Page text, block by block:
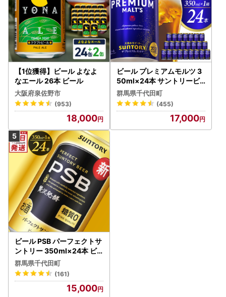
【1位獲得】ビール よなよ
なエール 26本 ビール
大阪府泉佐野市
(953)
18,000
ビール プレミアムモルツ 3
50ml×24本 サントリービ
ール
群馬県千代田町
(455)
17,000
ビール PSB パーフェクトサ
ントリー 350ml×24本 ビ
ール
群馬県千代田町
(161)
15,000